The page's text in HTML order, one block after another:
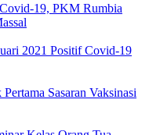
19, PKM Rumbia
2021 Positif Covid-19
Sasaran Vaksinasi